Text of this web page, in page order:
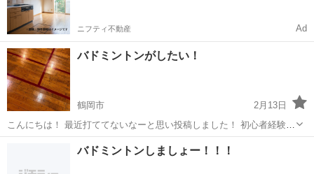
ニフティ不動産 Ad
バドミントンがしたい！
鶴岡市
2月13日
こんにちは！ 最近打ててないなーと思い投稿しました！ 初心者経験者
問わず 楽しく打てたらと思います。 やってみたい方いましたらお願い
バドミントン
バドミントンしましょー！！！